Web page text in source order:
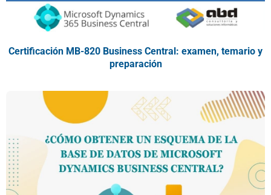
Certificación MB-820 Business Central: examen, temario y
preparación